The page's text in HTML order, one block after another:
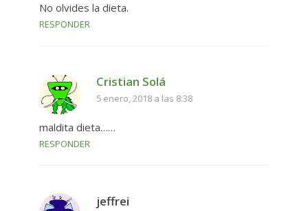
No olvides la dieta.
RESPONDER
Cristian Solá
5 enero, 2018 a las 8:38
maldita dieta……
RESPONDER
jeffrei